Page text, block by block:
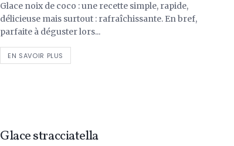
Glace noix de coco : une recette simple, rapide,
délicieuse mais surtout : rafraîchissante. En bref,
parfaite à déguster lors...
EN SAVOIR PLUS
Glace stracciatella